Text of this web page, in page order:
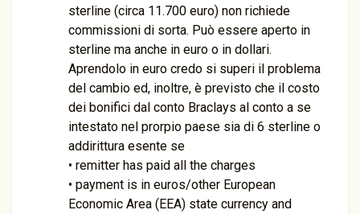
sterline (circa 11.700 euro) non richiede
commissioni di sorta. Può essere aperto in
sterline ma anche in euro o in dollari.
Aprendolo in euro credo si superi il problema
del cambio ed, inoltre, è previsto che il costo
dei bonifici dal conto Braclays al conto a se
intestato nel prorpio paese sia di 6 sterline o
addirittura esente se
• remitter has paid all the charges
• payment is in euros/other European
Economic Area (EEA) state currency and